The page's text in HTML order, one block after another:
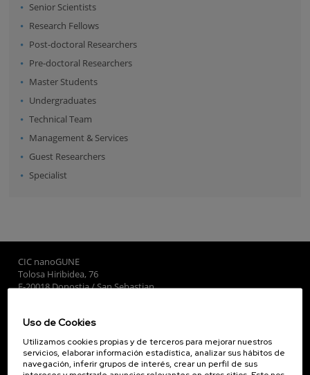
Senior Scientists
Research Fellows
Post-doctoral Researchers
Pre-doctoral Researchers
Master Students
Undergraduates
Technical Team
Management & Services
Guest Researchers
Specialist
CIC nanoGUNE
Tolosa Hiribidea, 76
E-20018 Donostia / San Sebastian
Subscribe to our Newsletter
nanoGUNE
Uso de Cookies
Utilizamos cookies propias y de terceros para mejorar nuestros
servicios, elaborar información estadística, analizar sus hábitos de
navegación, inferir grupos de interés, crear un perfil de sus